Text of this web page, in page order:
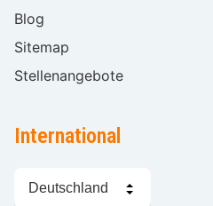
Blog
Sitemap
Stellenangebote
International
wählen